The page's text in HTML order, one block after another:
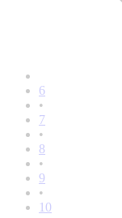
6
•
7
•
8
•
9
•
10